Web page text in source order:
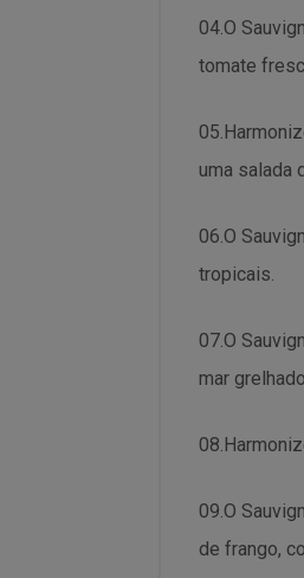
04.O
tomate
uma salada
06.O
tropicais.
07.O
mar
09.O
de frango,